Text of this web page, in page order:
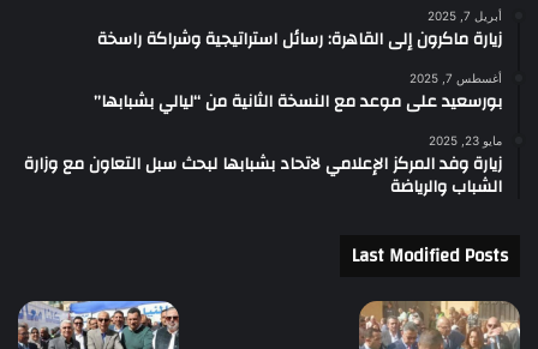
أبريل 7, 2025
زيارة ماكرون إلى القاهرة: رسائل استراتيجية وشراكة راسخة
أغسطس 7, 2025
بورسعيد على موعد مع النسخة الثانية من “ليالي بشبابها”
مايو 23, 2025
زيارة وفد المركز الإعلامي لاتحاد بشبابها لبحث سبل التعاون مع وزارة
الشباب والرياضة
Last Modified Posts